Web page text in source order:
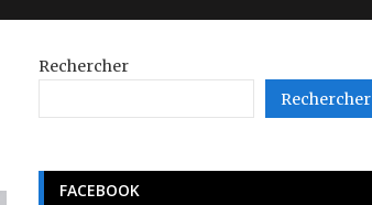
Rechercher
Rechercher
FACEBOOK